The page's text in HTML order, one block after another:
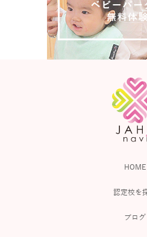
HOME
認定校を
ブログ